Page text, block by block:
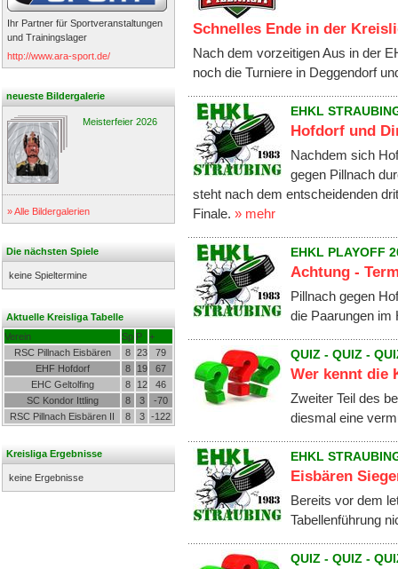
Ihr Partner für Sportveranstaltungen
und Trainingslager
http://www.ara-sport.de/
neueste Bildergalerie
Meisterfeier 2026
» Alle Bildergalerien
Die nächsten Spiele
keine Spieltermine
Aktuelle Kreisliga Tabelle
Verein
Sp P
+
RSC Pillnach Eisbären
8 23
79
EHF Hofdorf
8 19
67
EHC Geltolfing
8 12
46
SC Kondor Ittling
8 3
-70
RSC Pillnach Eisbären II
8 3 -122
Kreisliga Ergebnisse
keine Ergebnisse
Schnelles Ende in der
Nach dem vorzeitigen Aus in der
noch die Turniere in Deggendorf
EHKL
Hofdorf und
Nachdem sich
gegen Pillnach
steht nach dem entscheidenden
Finale. » mehr
EHKL PLAYOFF
Achtung -
Pillnach gegen
die Paarungen im
QUIZ - QUIZ -
Wer kennt die
Zweiter Teil des
diesmal eine
EHKL
Eisbären
Bereits vor dem
Tabellenführung
QUIZ - QUIZ -